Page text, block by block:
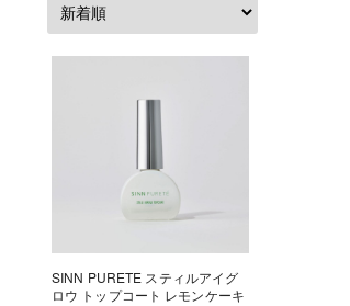
SINN PURETE スティルアイグ
ロウ トップコート レモンケーキ